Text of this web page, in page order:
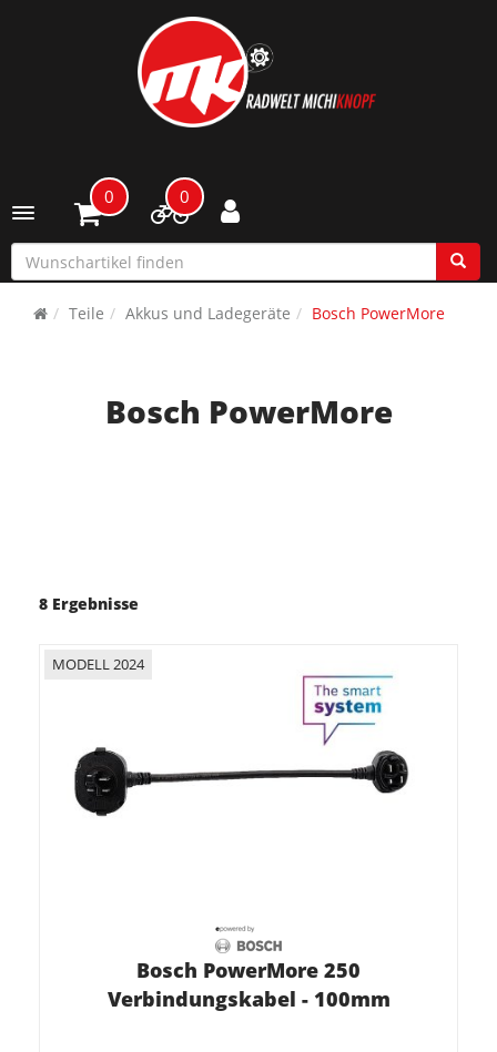
Toggle navigation
0 0
Teile Akkus und Ladegeräte Bosch PowerMore
Bosch PowerMore
8 Ergebnisse
MODELL 2024
Bosch PowerMore 250
Verbindungskabel - 100mm